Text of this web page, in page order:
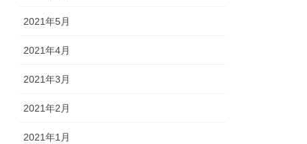
2021年5月
2021年4月
2021年3月
2021年2月
2021年1月